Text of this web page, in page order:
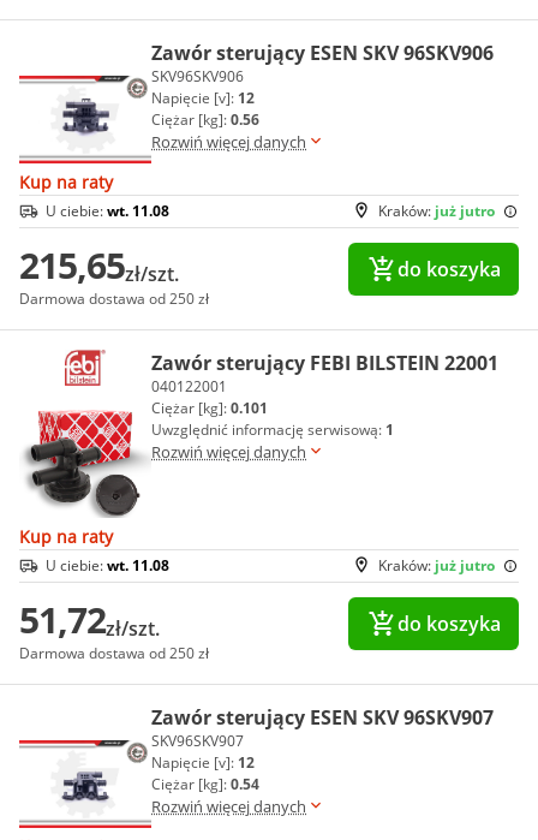
Zawór sterujący ESEN SKV 96SKV906
SKV96SKV906
Napięcie [v]: 12
Ciężar [kg]:0.56
Rozwiń więcej danych
Kup na raty
Kraków: już jutro
U ciebie:wt. 11.08
215,65zł/szt.
Darmowa dostawa od 250 zł
do koszyka
Zawór sterujący FEBI BILSTEIN 22001
040122001
Ciężar [kg]:0.101
Uwzględnić informację serwisową: 1
Rozwiń więcej danych
Kup na raty
Kraków: już jutro
U ciebie:wt. 11.08
51,72zł/szt.
Darmowa dostawa od 250 zł
do koszyka
Zawór sterujący ESEN SKV 96SKV907
SKV96SKV907
Napięcie [v]: 12
Ciężar [kg]:0.54
Rozwiń więcej danych